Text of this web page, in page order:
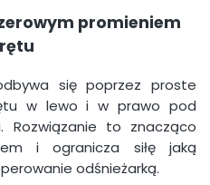
promieniem
się poprzez proste
w lewo i w prawo pod
Rozwiązanie to znacząco
i ogranicza siłę jaką
odśnieżarką.